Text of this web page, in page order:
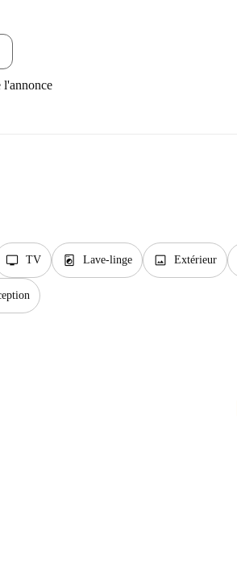
l'annonce
tv TV local_laundry_service Lave-linge image Extérieur